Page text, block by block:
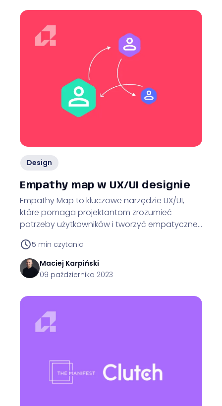
Design
Empathy map w UX/UI designie
Empathy Map to kluczowe narzędzie UX/UI,
które pomaga projektantom zrozumieć
potrzeby użytkowników i tworzyć empatyczne,
5 min czytania
Maciej Karpiński
09 października 2023